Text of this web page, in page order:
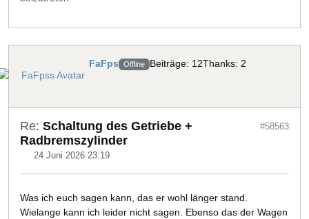
FaFps Offline Beiträge: 12Thanks: 2
Re: Schaltung des Getriebe +
Radbremszylinder
24 Juni 2026 23:19
#58563
Was ich euch sagen kann, das er wohl länger stand.
Wielange kann ich leider nicht sagen. Ebenso das der Wagen